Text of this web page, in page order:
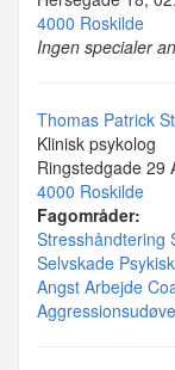
4000 Roskilde
Ingen specialer
Thomas Patrick
Klinisk psykolog
Ringstedgade 29
4000 Roskilde
Fagområder:
Stresshåndtering
Selvskade
Angst Arbejde